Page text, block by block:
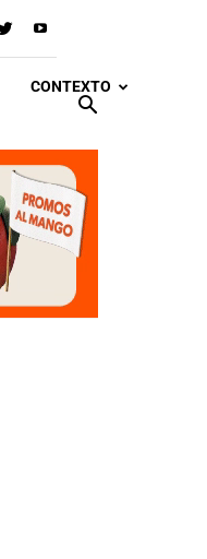
CONTEXTO